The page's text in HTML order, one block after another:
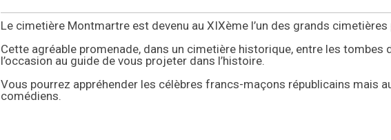
Le cimetière Montmartre est devenu au XIXème l’un des grands cimetières
Cette agréable promenade, dans un cimetière historique, entre les
l’occasion au guide de vous projeter dans l’histoire.
Vous pourrez appréhender les célèbres francs-maçons républicains mais
comédiens.